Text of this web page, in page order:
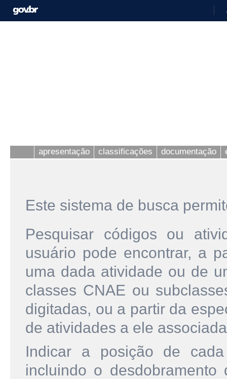
apresentação classificações documentação
Este sistema de busca
Pesquisar códigos ou
usuário pode encontrar, a
uma dada atividade ou de
classes CNAE ou
digitadas, ou a partir da
de atividades a ele
Indicar a posição de
incluindo o